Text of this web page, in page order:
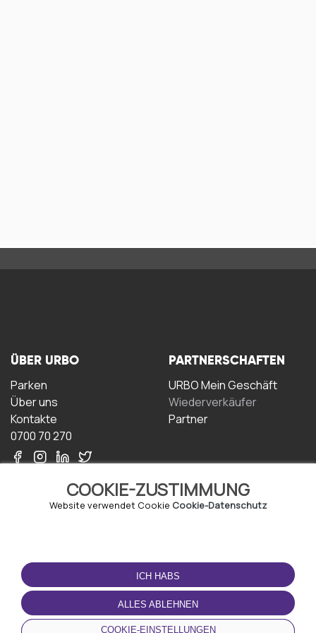
COOKIE-ZUSTIMMUNG
Website verwendet Cookie Cookie-Datenschutz
ICH HABS
ALLES ABLEHNEN
COOKIE-EINSTELLUNGEN
ÜBER URBO
Parken
Über uns
Kontakte
0700 70 270
PARTNERSCHAFTEN
URBO Mein Geschäft
Wiederverkäufer
Partner
NUTZUNGSBEDINGUNGEN
Geschäftsbedingungen
Datenschutz-
Bestimmungen
Cookie-Richtlinie
LADEN SIE DIE APP
HERUNTER